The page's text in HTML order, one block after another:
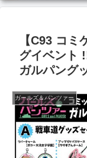
【C93 コ
グイベント
ガルパング
ガールズ＆パンツァー